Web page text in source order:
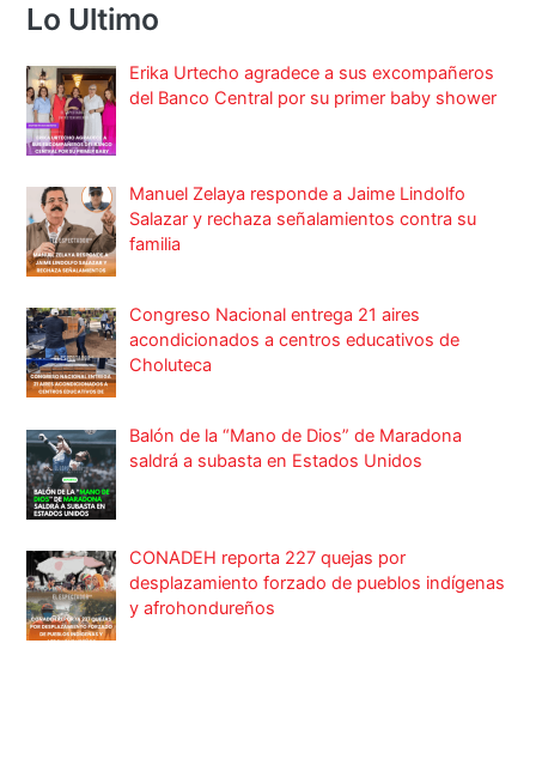
Lo Ultimo
Erika Urtecho agradece a sus excompañeros
del Banco Central por su primer baby shower
Manuel Zelaya responde a Jaime Lindolfo
Salazar y rechaza señalamientos contra su
familia
Congreso Nacional entrega 21 aires
acondicionados a centros educativos de
Choluteca
Balón de la “Mano de Dios” de Maradona
saldrá a subasta en Estados Unidos
CONADEH reporta 227 quejas por
desplazamiento forzado de pueblos indígenas
y afrohondureños